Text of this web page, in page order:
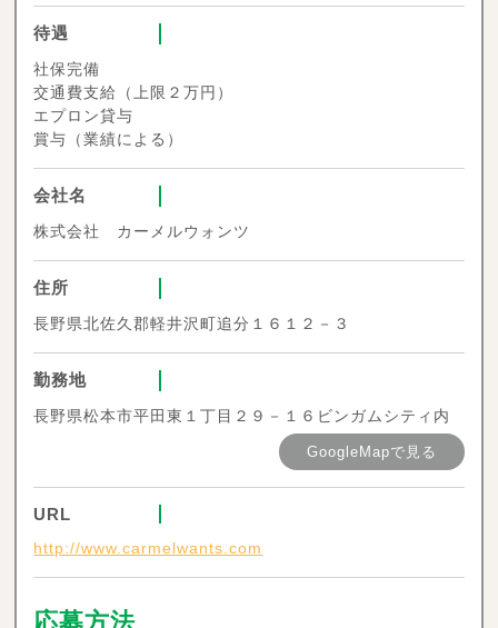
待遇
社保完備
交通費支給（上限２万円）
エプロン貸与
賞与（業績による）
会社名
株式会社 カーメルウォンツ
住所
長野県北佐久郡軽井沢町追分１６１２－３
勤務地
長野県松本市平田東１丁目２９－１６ビンガムシティ内
GoogleMapで見る
URL
http://www.carmelwants.com
応募方法